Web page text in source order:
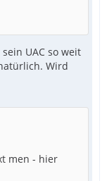
UAC so weit
Wird
men - hier